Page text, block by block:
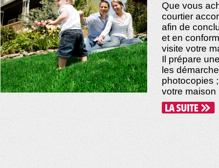
Que vous
courtier
afin de
et en
visite votre
Il prépare
les
photocopies
votre maison